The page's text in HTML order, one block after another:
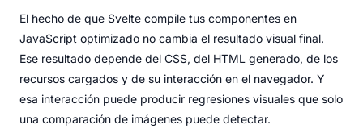
El hecho de que Svelte compile tus componentes en
JavaScript optimizado no cambia el resultado visual final.
Ese resultado depende del CSS, del HTML generado, de los
recursos cargados y de su interacción en el navegador. Y
esa interacción puede producir regresiones visuales que solo
una comparación de imágenes puede detectar.